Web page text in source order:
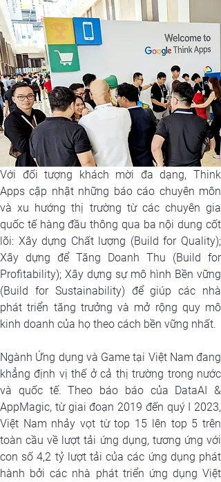
Với đối tượng khách mời đa dạng, Think
Apps cập nhật những báo cáo chuyên môn
và xu hướng thị trường từ các chuyên gia
quốc tế hàng đầu thông qua ba nội dung cốt
lõi: Xây dựng Chất lượng (Build for Quality);
Xây dựng để Tăng Doanh Thu (Build for
Profitability); Xây dựng sự mô hình Bền vững
(Build for Sustainability) để giúp các nhà
phát triển tăng trưởng và mở rộng quy mô
kinh doanh của họ theo cách bền vững nhất.
Ngành Ứng dụng và Game tại Việt Nam đang
khẳng định vị thế ở cả thị trường trong nước
và quốc tế. Theo báo báo của DataAI &
AppMagic, từ giai đoạn 2019 đến quý I 2023,
Việt Nam nhảy vọt từ top 15 lên top 5 trên
toàn cầu về lượt tải ứng dụng, tương ứng với
con số 4,2 tỷ lượt tải của các ứng dụng phát
hành bởi các nhà phát triển ứng dụng Việt